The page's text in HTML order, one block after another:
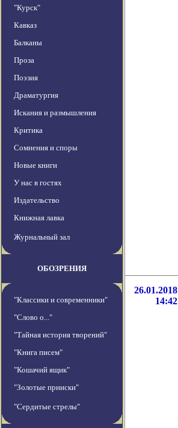
"Курск"
Кавказ
Балканы
Проза
Поэзия
Драматургия
Искания и размышления
Критика
Сомнения и споры
Новые книги
У нас в гостях
Издательство
Книжная лавка
Журнальный зал
ОБОЗРЕНИЯ
"Классики и современники"
"Слово о..."
"Тайная история творений"
"Книга писем"
"Кошачий ящик"
"Золотые прииски"
"Сердитые стрелы"
26.01.2018
14:42